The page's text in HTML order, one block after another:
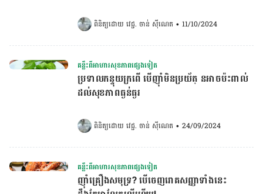
ពិនិត្យដោយ វេជ្ជ. ចាន់ ស៊ីណេត • 11/10/2024
គន្លឹះពីអាហារសុខភាពផ្សេងទៀត
ប្រទាលកន្ទុយក្រពើ បើញ៉ាំមិនប្រយ័ត្ នអាចប៉ះពាល់
ដល់សុខភាពធ្ងន់ធ្ងរ
ពិនិត្យដោយ វេជ្ជ. ចាន់ ស៊ីណេត • 24/09/2024
គន្លឹះពីអាហារសុខភាពផ្សេងទៀត
ញ៉ាំគ្រឿងសមុទ្រ? បើចេញរោគសញ្ញាទាំងនេះ